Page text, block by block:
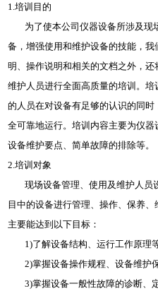
1.培训目的
为了使本公司仪器设备所涉及
备，增强使用和维护设备的技能，
明、操作说明和相关的文档之外，
维护人员进行全面高质量的培训。
的人员在对设备有足够的认识的同
全可靠地运行。培训内容主要为仪器
设备维护要点、简单故障的排除等。
2.培训对象
现场设备管理、使用及维护人员
目中的设备进行管理、操作、保养
主要能达到以下目标：
1)了解设备结构、运行工作原理
2)掌握设备操作规程、设备维护
3)掌握设备一般性故障的诊断、